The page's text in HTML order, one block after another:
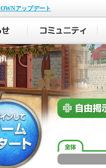
アップデート